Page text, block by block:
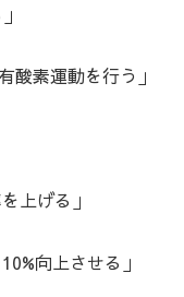
素運動を行う」
上げる」
向上させる」